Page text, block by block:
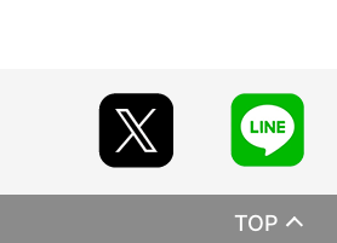
※本商品のご注文はバンダイナムコフィ
プ『A-on STORE』が承り、発送を行いま
なお、ご注文には、バンダイナムコフ
ップ『A-on STORE』の会員登録（無料）
「Pay-easy（ペイジー）」「WEB・スマ
TOP